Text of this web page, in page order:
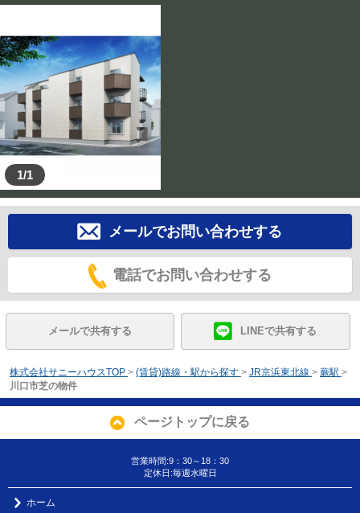
1/1
メールでお問い合わせする
電話でお問い合わせする
メールで共有する LINEで共有する
株式会社サニーハウスTOP > (賃貸)路線・駅から探す > JR京浜東北線 > 蕨駅 >
川口市芝の物件
ページトップに戻る
営業時間:9：30～18：30
定休日:毎週水曜日
ホーム